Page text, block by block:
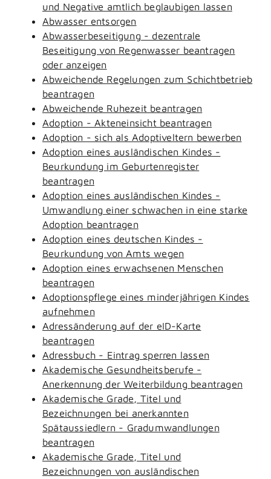
und Negative amtlich beglaubigen lassen
Abwasser entsorgen
Abwasserbeseitigung - dezentrale
Beseitigung von Regenwasser beantragen
oder anzeigen
Abweichende Regelungen zum Schichtbetrieb
beantragen
Abweichende Ruhezeit beantragen
Adoption - Akteneinsicht beantragen
Adoption - sich als Adoptiveltern bewerben
Adoption eines ausländischen Kindes -
Beurkundung im Geburtenregister
beantragen
Adoption eines ausländischen Kindes -
Umwandlung einer schwachen in eine starke
Adoption beantragen
Adoption eines deutschen Kindes -
Beurkundung von Amts wegen
Adoption eines erwachsenen Menschen
beantragen
Adoptionspflege eines minderjährigen Kindes
aufnehmen
Adressänderung auf der eID-Karte
beantragen
Adressbuch - Eintrag sperren lassen
Akademische Gesundheitsberufe -
Anerkennung der Weiterbildung beantragen
Akademische Grade, Titel und
Bezeichnungen bei anerkannten
Spätaussiedlern - Gradumwandlungen
beantragen
Akademische Grade, Titel und
Bezeichnungen von ausländischen